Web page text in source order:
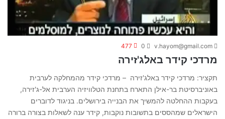
v.hayom@gmail.com
0
477
מרדכי קידר באלג'זירה
תקציר: מרדכי קידר באלג'זירה – מרדכי קידר מהמחלקה לערבית
באוניברסיטת בר-אילן התארח בתחנת הטלוויזיה הערבית אל-ג'זירה,
בעקבות ההחלטה להמשיך את הבנייה בירושלים. בניגוד לדוברים
הישראלים שמהססים בתשובות נוקבות, קידר ענה לשאלות בצורה ברורה